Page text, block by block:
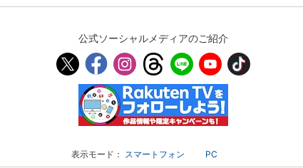
公式ソーシャルメディアのご紹介
表示モード： スマートフォン PC